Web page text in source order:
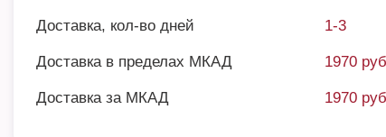
Доставка, кол-во дней 1-3
Доставка в пределах МКАД 1970
Доставка за МКАД 1970